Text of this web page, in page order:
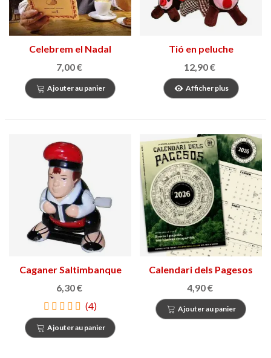
Celebrem el Nadal
7,00 €
Ajouter au panier
Tió en peluche
12,90 €
Afficher plus
Caganer Saltimbanque
6,30 €
(4)
Ajouter au panier
Calendari dels Pagesos
2026
4,90 €
Ajouter au panier